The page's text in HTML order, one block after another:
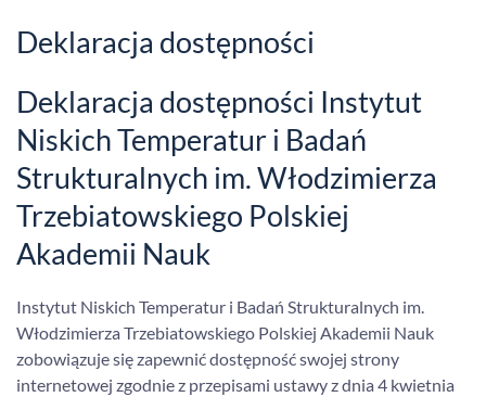
Deklaracja dostępności
Deklaracja dostępności Instytut
Niskich Temperatur i Badań
Strukturalnych im. Włodzimierza
Trzebiatowskiego Polskiej
Akademii Nauk
Instytut Niskich Temperatur i Badań Strukturalnych im.
Włodzimierza Trzebiatowskiego Polskiej Akademii Nauk
zobowiązuje się zapewnić dostępność swojej strony
internetowej zgodnie z przepisami ustawy z dnia 4 kwietnia